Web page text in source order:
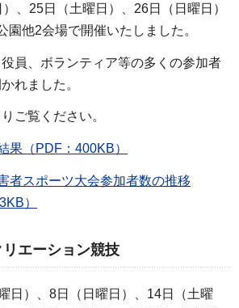
、25日（土曜日）、26日（日曜日）
園他2会場で開催いたしました。
員、ボランティア等の多くの参加者
れました。
ご覧ください。
果（PDF：400KB）
者スポーツ大会参加者数の推移
）
エーション競技
日）、8日（日曜日）、14日（土曜